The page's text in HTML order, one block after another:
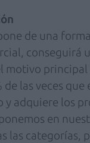
de una
conseguirá
motivo
de las veces
y adquiere los
en
las categorías,